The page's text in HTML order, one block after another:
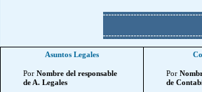
Asuntos Legales
Por Nombre del responsable
de A. Legales
Por
de